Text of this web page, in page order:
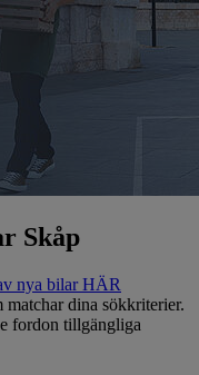
Skåp
nya bilar HÄR
dina sökkriterier.
fordon tillgängliga